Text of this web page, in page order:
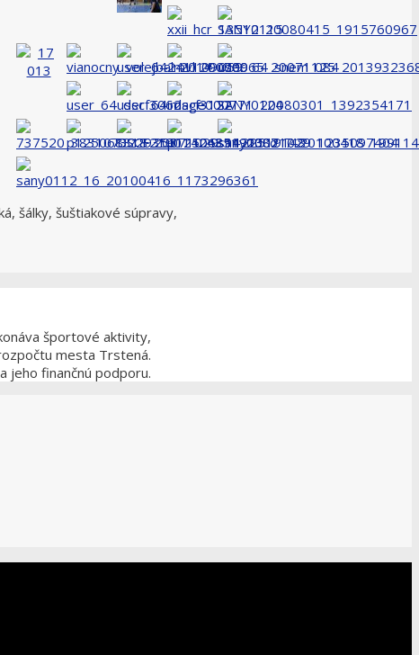
šálky, šuštiakové súpravy,
športové aktivity,
mesta Trstená.
jeho finančnú podporu.